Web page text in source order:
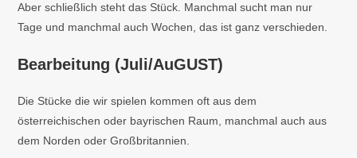
Aber schließlich steht das Stück. Manchmal sucht man nur
Tage und manchmal auch Wochen, das ist ganz verschieden.
Bearbeitung (Juli/AuGUST)
Die Stücke die wir spielen kommen oft aus dem
österreichischen oder bayrischen Raum, manchmal auch aus
dem Norden oder Großbritannien.